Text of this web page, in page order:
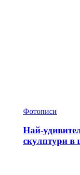
Фотописи
Най-
скулптури в